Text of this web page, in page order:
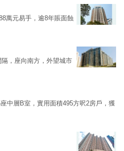
萬元易手，逾8年賬面蝕
，座向南方，外望城市
中層B室，實用面積495方呎2房戶，獲